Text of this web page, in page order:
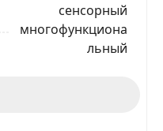
сенсорный
многофункциона
льный